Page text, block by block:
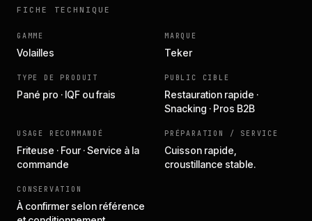
FICHE TECHNIQUE
GAMME
Volailles
MARQUE
Teker
TYPE DE PRODUIT
Pané pro · IQF ou frais
PUBLIC CIBLE
Restauration rapide ·
Snacking · Pros B2B
USAGE RECOMMANDÉ
Friteuse · Four · Service à la
commande
PRÉPARATION / SERVICE
Cuisson rapide,
croustillance stable.
CONSERVATION
À confirmer selon référence